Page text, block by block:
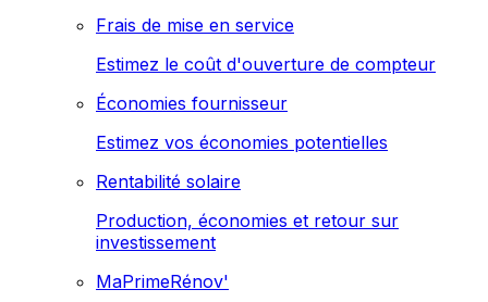
Frais de mise en service
Estimez le coût d'ouverture de compteur
Économies fournisseur
Estimez vos économies potentielles
Rentabilité solaire
Production, économies et retour sur
investissement
MaPrimeRénov'